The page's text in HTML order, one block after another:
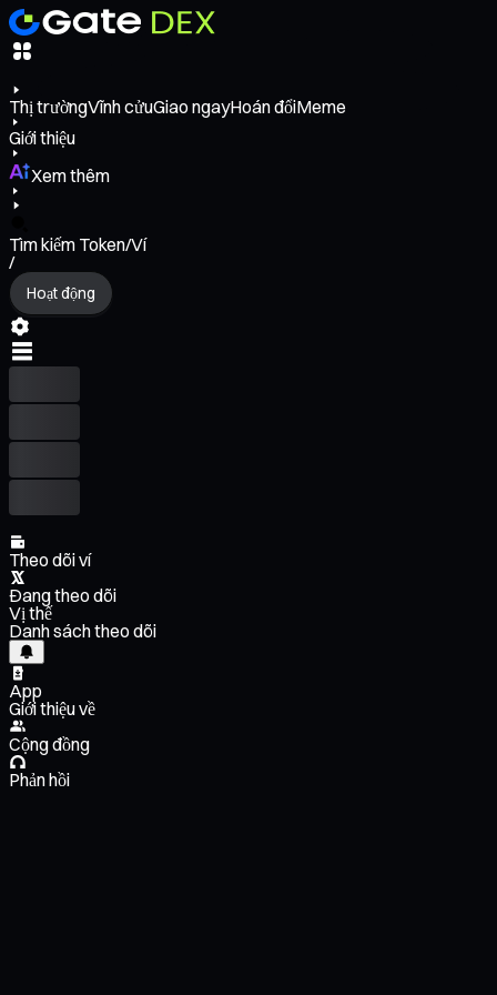
Thị trườngVĩnh cửuGiao ngayHoán đổiMeme
Giới thiệu
Xem thêm
Tìm kiếm Token/Ví
/
Hoạt động
Theo dõi ví
Đang theo dõi
Vị thế
Danh sách theo dõi
App
Giới thiệu về
Cộng đồng
Phản hồi